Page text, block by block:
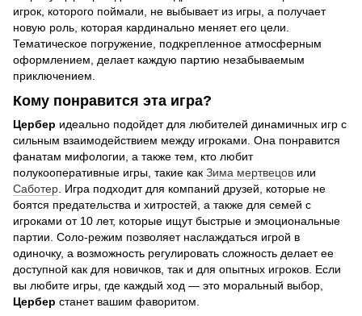
игрок, которого поймали, не выбывает из игры, а получает
новую роль, которая кардинально меняет его цели.
Тематическое погружение, подкрепленное атмосферным
оформлением, делает каждую партию незабываемым
приключением.
Кому понравится эта игра?
Цербер идеально подойдет для любителей динамичных игр с
сильным взаимодействием между игроками. Она понравится
фанатам мифологии, а также тем, кто любит
полукооперативные игры, такие как Зима мертвецов или
Саботер. Игра подходит для компаний друзей, которые не
боятся предательства и хитростей, а также для семей с
игроками от 10 лет, которые ищут быстрые и эмоциональные
партии. Соло-режим позволяет наслаждаться игрой в
одиночку, а возможность регулировать сложность делает ее
доступной как для новичков, так и для опытных игроков. Если
вы любите игры, где каждый ход — это моральный выбор,
Цербер станет вашим фаворитом.